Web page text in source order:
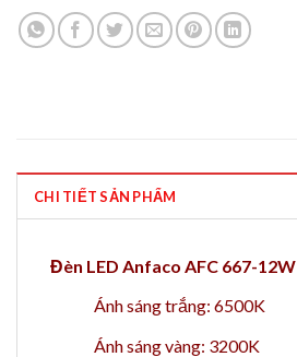
CHI TIẾT SẢN PHẨM
Đèn LED Anfaco AFC 667-12W
Ánh sáng trắng: 6500K
Ánh sáng vàng: 3200K